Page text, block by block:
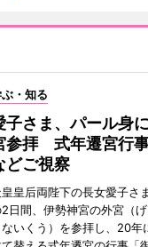
・知る
子さま、パール身
参拝 式年遷宮行事
どご視察
皇皇后両陛下の長女愛子さ
日間、伊勢神宮の外宮（
ないくう）を参拝し、20